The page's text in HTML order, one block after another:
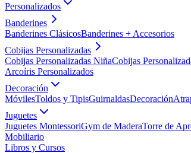
Personalizados
Banderines
Banderines ClásicosBanderines + Accesorios
Cobijas Personalizadas
Cobijas Personalizadas NiñaCobijas
Arcoíris Personalizados
Decoración
MóvilesToldos y TipisGuirnaldasDecoración
Juguetes
Juguetes MontessoriGym de MaderaTorre de
Mobiliario
Libros y Cursos